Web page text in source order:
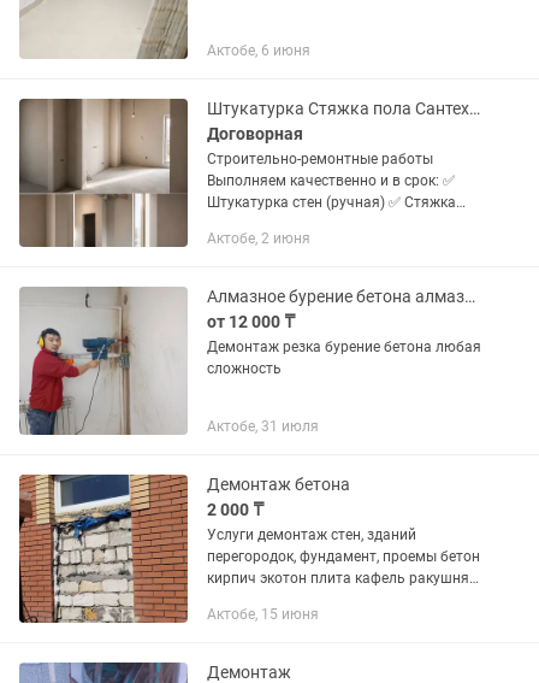
Актобе, 6 июня
Штукатурка Стяжка пола Сантехника Демонтаж
Договорная
Строительно-ремонтные работы
Выполняем качественно и в срок: ✅
Штукатурка стен (ручная) ✅ Стяжка
сложности ✅ Монтаж и замена
Актобе, 2 июня
Алмазное бурение бетона алмазная резка бетона демонтаж бетона
от 12 000 ₸
Демонтаж резка бурение бетона любая
сложность
Актобе, 31 июля
Демонтаж бетона
2 000 ₸
Услуги демонтаж стен, зданий
перегородок, фундамент, проемы бетон
кирпич экотон плита кафель ракушняк
работаем с профессиональными
Актобе, 15 июня
Демонтаж